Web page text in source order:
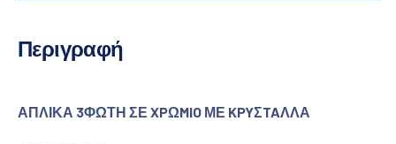
Περιγραφή
ΑΠΛΙΚΑ 3ΦΩΤΗ ΣΕ XPΩMIO ΜΕ KPYΣTAΛΛΑ